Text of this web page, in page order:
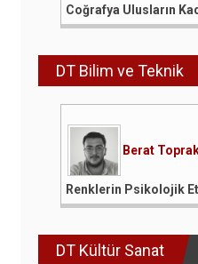
Coğrafya Ulusların
DT Bilim ve Teknik
Berat
Renklerin Psikolojik
DT Kültür Sanat